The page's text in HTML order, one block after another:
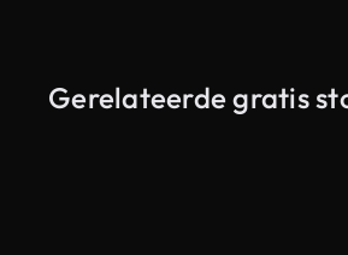
Gerelateerde gratis